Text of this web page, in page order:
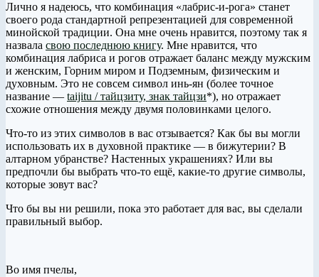
Лично я надеюсь, что комбинация «лабрис-и-рога» станет
своего рода стандартной репрезентацией для современной
минойской традиции. Она мне очень нравится, поэтому так я
назвала свою последнюю книгу. Мне нравится, что
комбинация лабриса и рогов отражает баланс между мужским
и женским, Горним миром и Подземным, физическим и
духовным. Это не совсем символ инь-ян (более точное
название — taijitu / тайцзиту, знак тайцзи*), но отражает
схожие отношения между двумя половинками целого.
Что-то из этих символов в вас отзывается? Как бы вы могли
использовать их в духовной практике — в бижутерии? В
алтарном убранстве? Настенных украшениях? Или вы
предпочли бы выбрать что-то ещё, какие-то другие символы,
которые зовут вас?
Что бы вы ни решили, пока это работает для вас, вы сделали
правильный выбор.
Во имя пчелы,